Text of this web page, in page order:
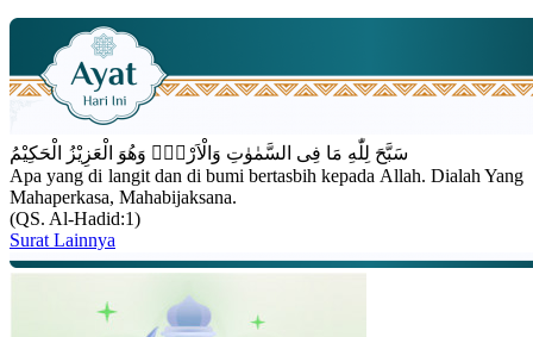
سَبَّحَ لِلّٰهِ مَا فِى السَّمٰوٰتِ وَالْاَرْضِۚ وَهُوَ الْعَزِيْزُ الْحَكِيْمُ
Apa yang di langit dan di bumi bertasbih kepada Allah. Dialah Yang
Mahaperkasa, Mahabijaksana.
(QS. Al-Hadid:1)
Surat Lainnya